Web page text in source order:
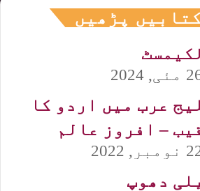
پڑھیں
2024
عرب میں اردو کا
– افروز عالم
2022
دھوپ